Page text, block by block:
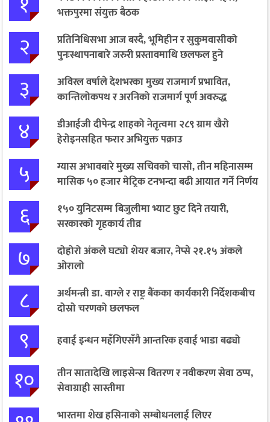
भक्तपुरमा संयुक्त बैठक
२
प्रतिनिधिसभा आज बस्दै, भूमिहीन र सुकुमवासीको
पुनःस्थापनाबारे जरुरी प्रस्तावमाथि छलफल हुने
३
अविरल वर्षाले देशभरका मुख्य राजमार्ग प्रभावित,
कान्तिलोकपथ र अरनिको राजमार्ग पूर्ण अवरुद्ध
४
डीआईजी दीपेन्द्र शाहको नेतृत्वमा २८९ ग्राम खैरो
हेरोइनसहित फरार अभियुक्त पक्राउ
५
ग्यास अभावबारे मुख्य सचिवको चासो, तीन महिनासम्म
मासिक ५० हजार मेट्रिक टनभन्दा बढी आयात गर्ने निर्णय
६
१५० युनिटसम्म बिजुलीमा भ्याट छुट दिने तयारी,
सरकारको गृहकार्य तीव्र
७
दोहोरो अंकले घट्यो शेयर बजार, नेप्से २१.१५ अंकले
ओरालो
८
अर्थमन्त्री डा. वाग्ले र राष्ट्र बैंकका कार्यकारी निर्देशकबीच
दोस्रो चरणको छलफल
९ हवाई इन्धन महँगिएसँगै आन्तरिक हवाई भाडा बढ्यो
१०
तीन सातादेखि लाइसेन्स वितरण र नवीकरण सेवा ठप्प,
सेवाग्राही सास्तीमा
भारतमा शेख हसिनाको सम्बोधनलाई लिएर